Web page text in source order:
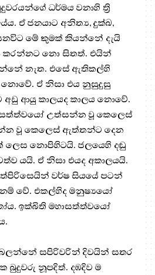
ධර්මය වනාහි ත්‍රි
ඒ ජනයාට අනිත්‍ය, දුක්ඛ,
මේ කුමක් කියන්නේ දැයි
කරන්නට නො සිතත්. එයින්
නැත. එසේ ඇතිකල්හි
ඒ නිසා එය නුසුදුසු
අඩු ආයු කාලයද කාලය නොවේ.
සත්ත්වයෝ උත්සන්න වූ කෙලෙස්
වූ කෙලෙස් ඇත්තන්ට දෙන
ලෙස නොපිහිටයි. ජලයෙහි දඬු
යයි. ඒ නිසා එයද අකාලයයි.
වර්ෂ සියයේ පටන්
වේ. එකල්හිද මනුෂ්‍යයෝ
ඉක්බිති මහාසත්ත්වයෝ
සපිරිවරින් දිවයින් සතර
බුදුවරු නූපදිත්. දඹදිව ම